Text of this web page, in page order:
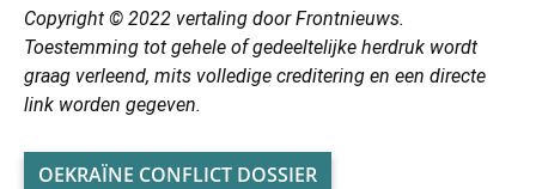
Copyright © 2022 vertaling door Frontnieuws.
Toestemming tot gehele of gedeeltelijke herdruk wordt
graag verleend, mits volledige creditering en een directe
link worden gegeven.
OEKRAÏNE CONFLICT DOSSIER